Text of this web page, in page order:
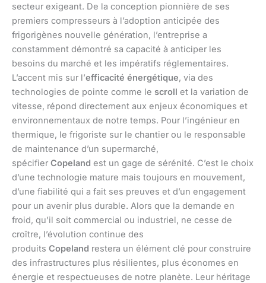
secteur exigeant. De la conception pionnière de ses
premiers compresseurs à l’adoption anticipée des
frigorigènes nouvelle génération, l’entreprise a
constamment démontré sa capacité à anticiper les
besoins du marché et les impératifs réglementaires.
L’accent mis sur l’efficacité énergétique, via des
technologies de pointe comme le scroll et la variation de
vitesse, répond directement aux enjeux économiques et
environnementaux de notre temps. Pour l’ingénieur en
thermique, le frigoriste sur le chantier ou le responsable
de maintenance d’un supermarché,
spécifier Copeland est un gage de sérénité. C’est le choix
d’une technologie mature mais toujours en mouvement,
d’une fiabilité qui a fait ses preuves et d’un engagement
pour un avenir plus durable. Alors que la demande en
froid, qu’il soit commercial ou industriel, ne cesse de
croître, l’évolution continue des
produits Copeland restera un élément clé pour construire
des infrastructures plus résilientes, plus économes en
énergie et respectueuses de notre planète. Leur héritage